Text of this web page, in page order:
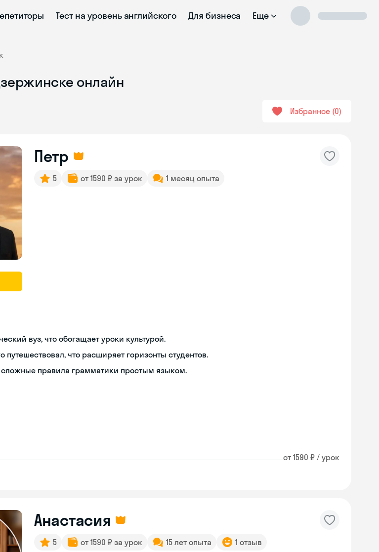
Тест на уровень английского Для бизнеса Еще
онлайн
Избранное 0
Петр
5 от 1590 ₽ за урок 1 месяц опыта
вуз, что обогащает уроки культурой.
путешествовал, что расширяет горизонты студентов.
сложные правила грамматики простым языком.
от 1590 ₽ / урок
Анастасия
5 от 1590 ₽ за урок 15 лет опыта 1 отзыв